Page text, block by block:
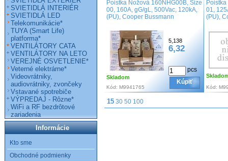
Poistka Nožová 160NHG00B, Size
00, 160A, gG/gL, 500Vac, 120kA,
(PU), Cooper Bussmann
5,138
6,32
pcs
Kúpiť
Skladom
Kód: M9941765
01,
(PU),
Kód:
15 30 50 100
SVIETIDLÁ INTERIÉR
SVIETIDLÁ LED
Telekomunikácie*
TUYA (Smart Life)
platforma*
VENTILÁTORY CATA
VENTILÁTORY NA LETO
VEREJNÉ OSVETLENIE*
Veterné elektrárne*
Videovrátniky,
audiovrátniky, zvončeky
Vstavané spotrebiče
VÝPREDAJ - Rôzne*
WiFi a RF bezdrôtové
zariadenia
Informácie
Kto sme
Obchodné podmienky